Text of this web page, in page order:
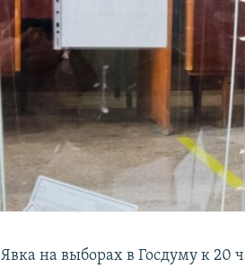
Явка на выборах в Госдуму к 20